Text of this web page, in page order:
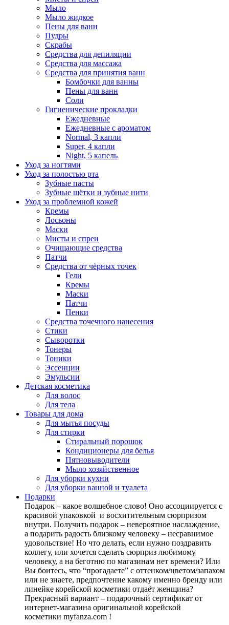
Мыло
Мыло жидкое
Пены для ванн
Пудры
Скрабы
Средства для депиляции
Средства для массажа
Средства для принятия ванн
Бомбочки для ванны
Пены для ванн
Соли
Гигиенические прокладки
Ежедневные
Ежедневные с ароматом
Normal, 3 капли
Super, 4 капли
Night, 5 капель
Уход за ногтями
Уход за полостью рта
Зубные пасты
Зубные щётки и зубные нити
Уход за проблемной кожей
Кремы
Лосьоны
Маски
Мисты и спреи
Очищающие средства
Патчи
Средства от чёрных точек
Гели
Кремы
Маски
Патчи
Пенки
Средства точечного нанесения
Стики
Сыворотки
Тонеры
Тоники
Эссенции
Эмульсии
Детская косметика
Для волос
Для тела
Товары для дома
Для мытья посуды
Для стирки
Стиральный порошок
Кондиционеры для белья
Пятновыводители
Мыло хозяйственное
Для уборки кухни
Для уборки ванной и туалета
Подарки
Подарок – какое волшебное слово! Оно ассоциируется с
красивой упаковкой и восхитительным сюрпризом
внутри. Получить подарок – невероятное наслаждение,
а подарить радость близкому человеку – несравнимое
удовольствие! Но что делать, если нужно поздравить
коллегу, или хочется сделать сюрприз любимому
человеку, а на беготню по магазинам нет времени? Или
Вы боитесь, что “прогадаете” с оттенком/цветом/запахом
или не знаете, предпочтение какому именно бренду или
линейке корейской косметики отдаёт женщина?
Прекрасный вариант – подарочный сертификат от
интернет-магазина оригинальной корейской
косметики myfanza.com !